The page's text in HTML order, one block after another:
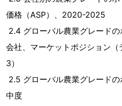
価格（ASP）、2020-2025
2.4 グローバル農業グレード
会社、マーケットポジション
3）
2.5 グローバル農業グレード
中度